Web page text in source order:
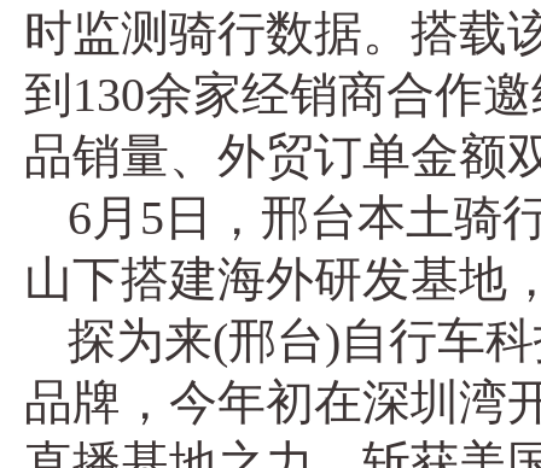
时监测骑行数据。搭载
到130余家经销商合作
品销量、外贸订单金额
6月5日，邢台本土骑
山下搭建海外研发基地
探为来(邢台)自行车
品牌，今年初在深圳湾